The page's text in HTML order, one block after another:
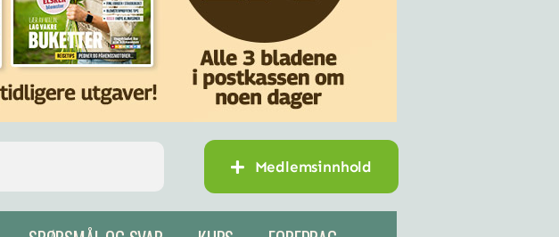
Medlemsinnhold